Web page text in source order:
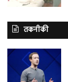
तकनीकी